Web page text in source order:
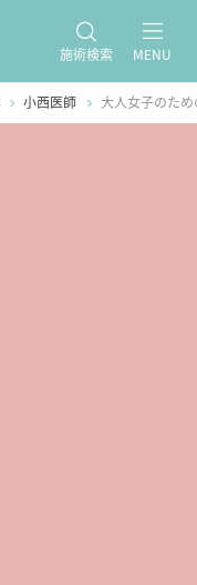
施術検索 MENU
小西医師 大人女子のた